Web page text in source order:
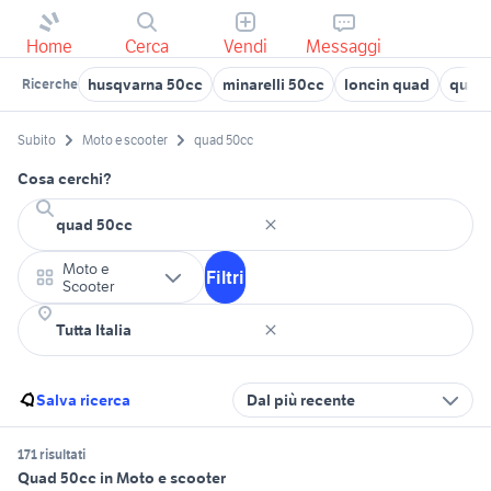
Home Cerca Vendi Messaggi
Ricerche husqvarna 50cc minarelli 50cc loncin quad quad
Subito Moto e scooter quad 50cc
Cosa cerchi?
Moto e
Scooter
Filtri
Salva ricerca Dal più recente
171 risultati
Quad 50cc in Moto e scooter